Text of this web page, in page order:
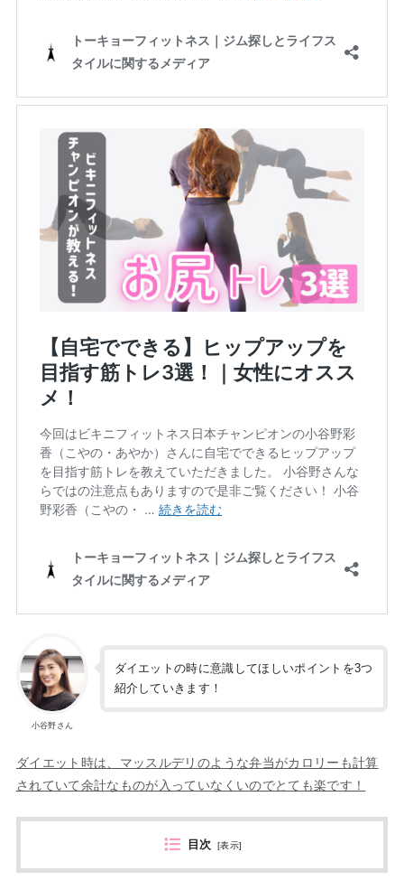
小谷野さん
ダイエットの時に意識してほしいポイントを3つ
紹介していきます！
ダイエット時は、マッスルデリのような弁当がカロリーも計算
されていて余計なものが入っていなくいのでとても楽です！
目次 [表示]